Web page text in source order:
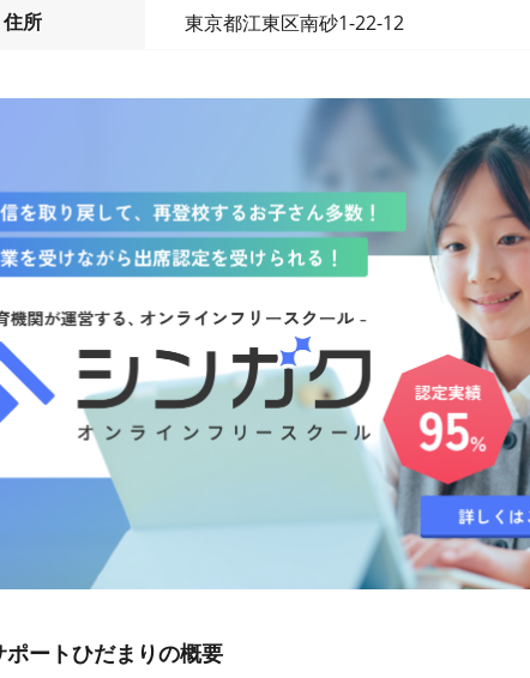
住所 東京都江東区南砂1-22-12
ートひだまりの概要